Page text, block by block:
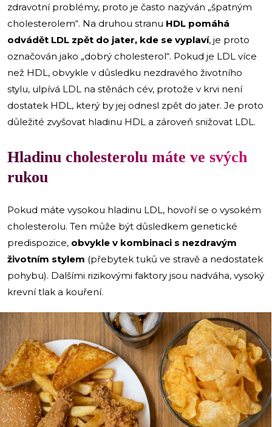
zdravotní problémy, proto je často nazýván „špatným
cholesterolem“. Na druhou stranu HDL pomáhá
odvádět LDL zpět do jater, kde se vyplaví, je proto
označován jako „dobrý cholesterol“. Pokud je LDL více
než HDL, obvykle v důsledku nezdravého životního
stylu, ulpívá LDL na stěnách cév, protože v krvi není
dostatek HDL, který by jej odnesl zpět do jater. Je proto
důležité zvyšovat hladinu HDL a zároveň snižovat LDL.
Hladinu cholesterolu máte ve svých
rukou
Pokud máte vysokou hladinu LDL, hovoří se o vysokém
cholesterolu. Ten může být důsledkem genetické
predispozice, obvykle v kombinaci s nezdravým
životním stylem (přebytek tuků ve stravě a nedostatek
pohybu). Dalšími rizikovými faktory jsou nadváha, vysoký
krevní tlak a kouření.